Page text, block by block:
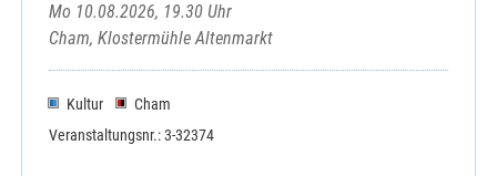
Mo 10.08.2026, 19.30 Uhr
Cham, Klostermühle Altenmarkt
Kultur
Cham
Veranstaltungsnr.: 3-32374